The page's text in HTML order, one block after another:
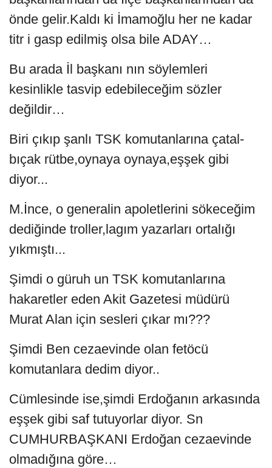
önde gelir.Kaldı ki İmamoğlu her ne kadar
titr i gasp edilmiş olsa bile ADAY…
Bu arada İl başkanı nın söylemleri
kesinlikle tasvip edebileceğim sözler
değildir…
Biri çıkıp şanlı TSK komutanlarına çatal-
bıçak rütbe,oynaya oynaya,eşşek gibi
diyor...
M.İnce, o generalin apoletlerini sökeceğim
dediğinde troller,lagım yazarları ortalığı
yıkmıştı...
Şimdi o güruh un TSK komutanlarına
hakaretler eden Akit Gazetesi müdürü
Murat Alan için sesleri çıkar mı???
Şimdi Ben cezaevinde olan fetöcü
komutanlara dedim diyor..
Cümlesinde ise,şimdi Erdoğanın arkasında
eşşek gibi saf tutuyorlar diyor. Sn
CUMHURBAŞKANI Erdoğan cezaevinde
olmadığına göre…